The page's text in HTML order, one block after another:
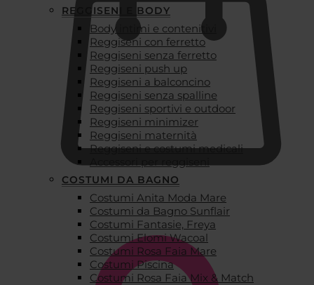
REGGISENI E BODY
Body intimi e contenitivi
Reggiseni con ferretto
Reggiseni senza ferretto
Reggiseni push up
Reggiseni a balconcino
Reggiseni senza spalline
Reggiseni sportivi e outdoor
Reggiseni minimizer
Reggiseni maternità
Reggiseni e costumi medicali
Accessori per reggiseni
COSTUMI DA BAGNO
Costumi Anita Moda Mare
Costumi da Bagno Sunflair
Costumi Fantasie, Freya
Costumi Elomi Wacoal
Costumi Rosa Faia Mare
Costumi Piscina
Costumi Rosa Faia Mix & Match